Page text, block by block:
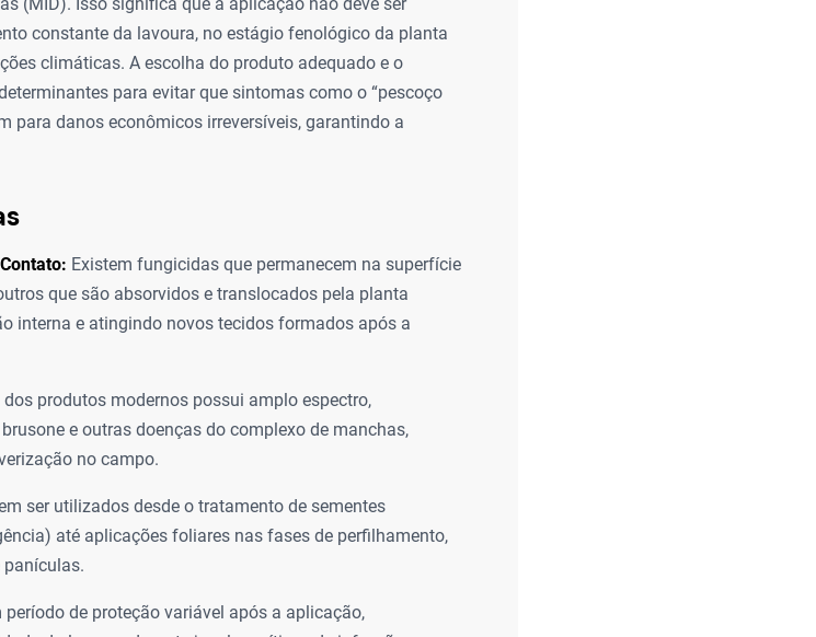
constante da lavoura, no estágio fenológico da planta
climáticas. A escolha do produto adequado e o
para evitar que sintomas como o “pescoço
para danos econômicos irreversíveis, garantindo a
Existem fungicidas que permanecem na superfície
que são absorvidos e translocados pela planta
interna e atingindo novos tecidos formados após a
produtos modernos possui amplo espectro,
e outras doenças do complexo de manchas,
no campo.
ser utilizados desde o tratamento de sementes
até aplicações foliares nas fases de perfilhamento,
panículas.
período de proteção variável após a aplicação,